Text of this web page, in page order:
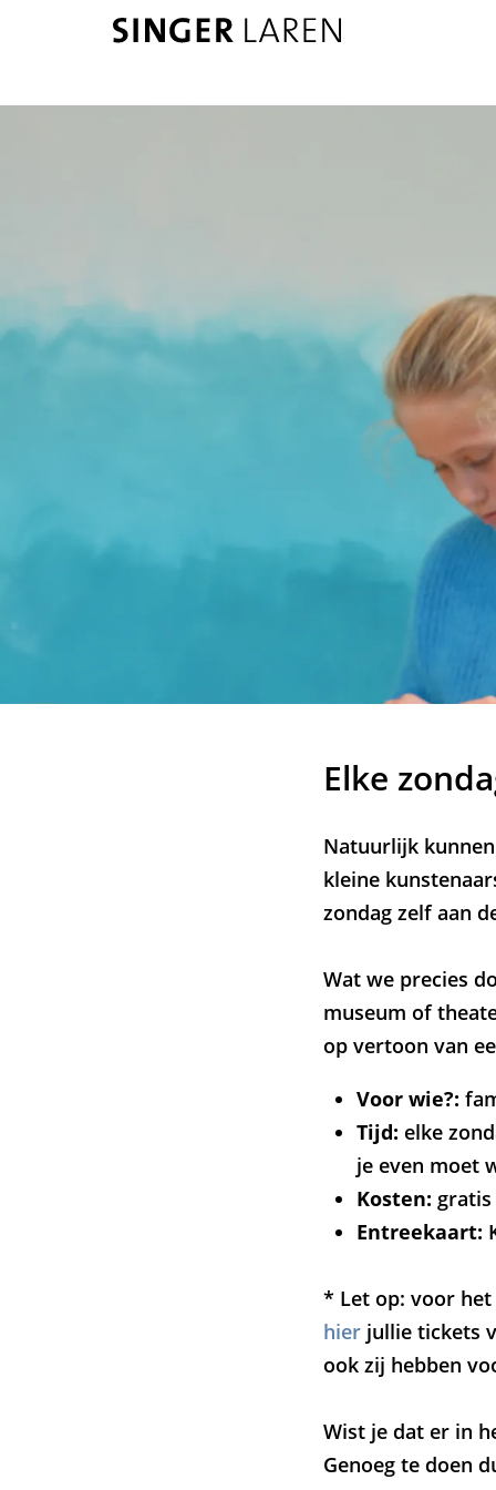
Elke
Natuurlijk
kleine
zondag zelf aan
Wat we precies
museum of
op vertoon van
Voor wie?:
Tijd: elke
je even moet
Kosten:
Entreekaart:
* Let op: voor
hier jullie tickets
ook zij hebben
Wist je dat er in
Genoeg te doen
in